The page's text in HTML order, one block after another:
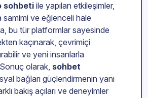
sohbetiile yapılan etkileşimler,
samimi ve eğlenceli hale
bu tür platformlar sayesinde
kaçınarak, çevrimiçi
ve yeni insanlarla
olarak, sohbet
bağları güçlendirmenin yanı
bakış açıları ve deneyimler